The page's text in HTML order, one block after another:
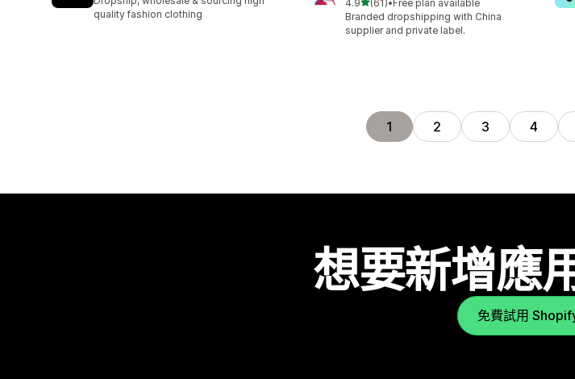
quality fashion clothing
4.9 (61)
共有 61 則評價
• Free plan available
Branded dropshipping with China
supplier and private label.
1 2 3 4
想要新增應
免費試用